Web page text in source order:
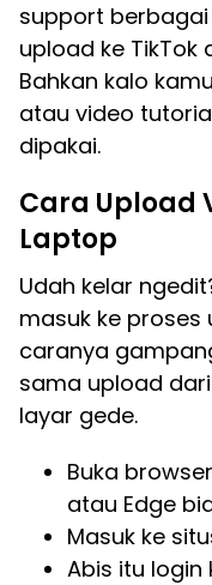
support
upload ke
Bahkan kalo
atau video
dipakai.
Cara Upload
Laptop
Udah kelar
masuk ke proses
caranya
sama upload
layar gede.
Buka
atau Edge
Masuk ke
Abis itu login